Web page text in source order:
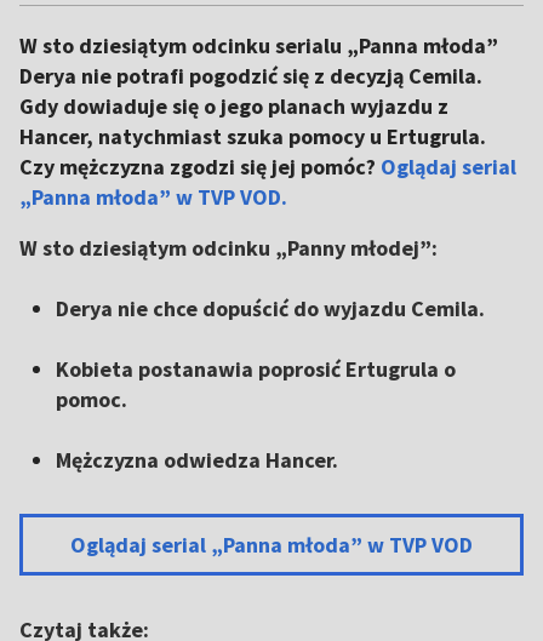
W sto dziesiątym odcinku serialu „Panna młoda”
Derya nie potrafi pogodzić się z decyzją Cemila.
Gdy dowiaduje się o jego planach wyjazdu z
Hancer, natychmiast szuka pomocy u Ertugrula.
Czy mężczyzna zgodzi się jej pomóc? Oglądaj serial
„Panna młoda” w TVP VOD.
W sto dziesiątym odcinku „Panny młodej”:
Derya nie chce dopuścić do wyjazdu Cemila.
Kobieta postanawia poprosić Ertugrula o
pomoc.
Mężczyzna odwiedza Hancer.
Oglądaj serial „Panna młoda” w TVP VOD
Czytaj także: